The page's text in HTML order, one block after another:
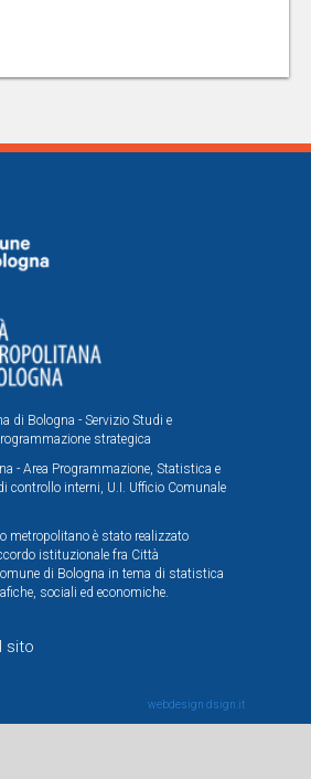
di Bologna - Servizio Studi e
strategica
- Area Programmazione, Statistica e
controllo interni, U.I. Ufficio Comunale
metropolitano è stato realizzato
istituzionale fra Città
di Bologna in tema di statistica
sociali ed economiche.
sito
webdesign dsign.it